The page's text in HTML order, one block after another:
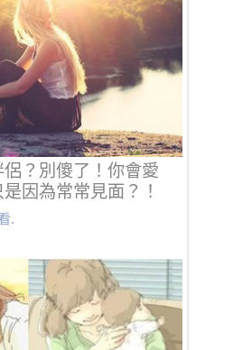
？別傻了！你會愛
是因為常常見面？！
.